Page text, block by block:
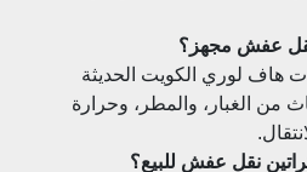
عفش مجهز؟
هاف لوري الكويت الحديثة
من الغبار، والمطر، وحرارة
نقل عفش للبيع؟